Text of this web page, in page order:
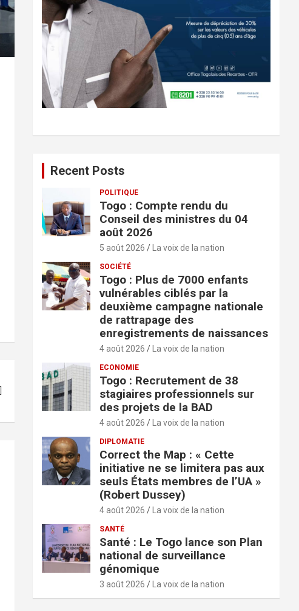
Recent Posts
POLITIQUE
Togo : Compte rendu du
Conseil des ministres du 04
août 2026
5 août 2026 La voix de la nation
SOCIÉTÉ
Togo : Plus de 7000 enfants
vulnérables ciblés par la
deuxième campagne nationale
de rattrapage des
enregistrements de naissances
4 août 2026 La voix de la nation
ECONOMIE
Togo : Recrutement de 38
stagiaires professionnels sur
des projets de la BAD
4 août 2026 La voix de la nation
DIPLOMATIE
Correct the Map : « Cette
initiative ne se limitera pas aux
seuls États membres de l’UA »
(Robert Dussey)
4 août 2026 La voix de la nation
SANTÉ
Santé : Le Togo lance son Plan
national de surveillance
génomique
3 août 2026 La voix de la nation